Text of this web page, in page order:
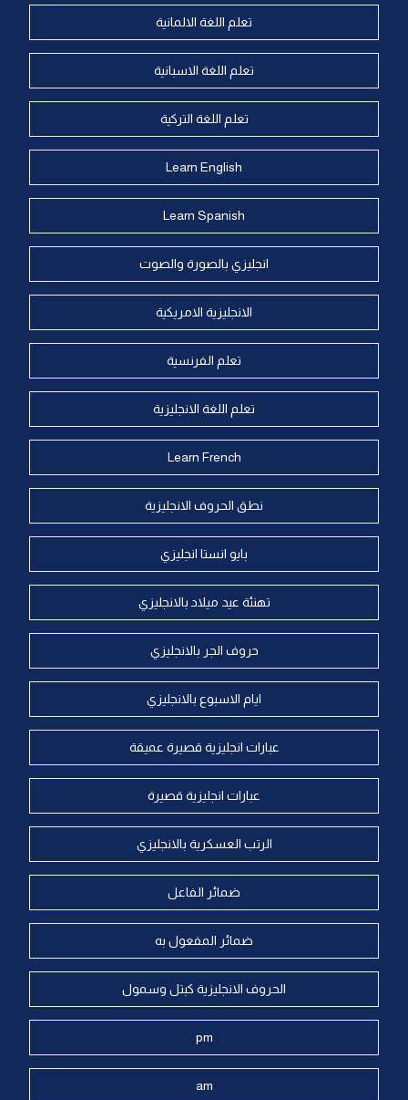
تعلم اللغة الالمانية
تعلم اللغة الاسبانية
تعلم اللغة التركية
Learn English
Learn Spanish
انجليزي بالصورة والصوت
الانجليزية الامريكية
تعلم الفرنسية
تعلم اللغة الانجليزية
Learn French
نطق الحروف الانجليزية
بايو انستا انجليزي
تهنئة عيد ميلاد بالانجليزي
حروف الجر بالانجليزي
ايام الاسبوع بالانجليزي
عبارات انجليزية قصيرة عميقة
عبارات انجليزية قصيرة
الرتب العسكرية بالانجليزي
ضمائر الفاعل
ضمائر المفعول به
الحروف الانجليزية كبتل وسمول
pm
am